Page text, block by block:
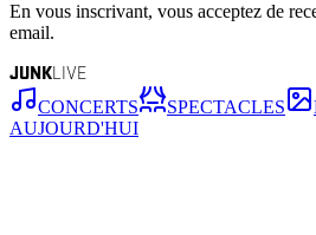
En vous inscrivant, vous acceptez de
email.
JUNKLIVE
CONCERTS SPECTACLES
AUJOURD'HUI